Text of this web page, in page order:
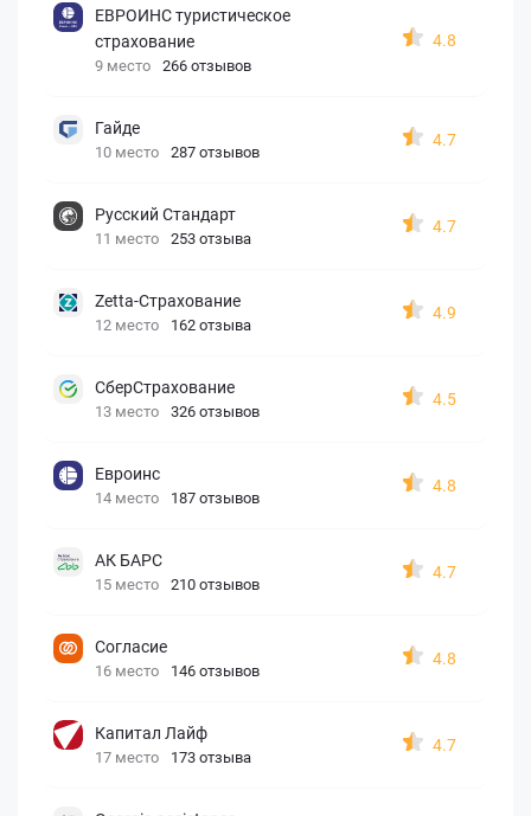
ЕВРОИНС туристическое
страхование
9 место 266 отзывов
4.8
Гайде
10 место 287 отзывов
4.7
Русский Стандарт
11 место 253 отзыва
4.7
Zetta-Страхование
12 место 162 отзыва
4.9
СберСтрахование
13 место 326 отзывов
4.5
Евроинс
14 место 187 отзывов
4.8
АК БАРС
15 место 210 отзывов
4.7
Согласие
16 место 146 отзывов
4.8
Капитал Лайф
17 место 173 отзыва
4.7